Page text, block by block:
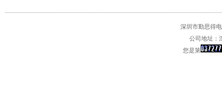
深圳市勤思得
公司地址：
您是第